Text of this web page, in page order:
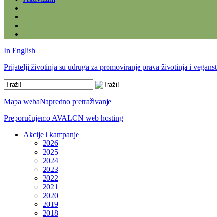
In English
Prijatelji životinja su udruga za promoviranje prava životinja i
Mapa webaNapredno pretraživanje
Preporučujemo AVALON web hosting
Akcije i kampanje
2026
2025
2024
2023
2022
2021
2020
2019
2018